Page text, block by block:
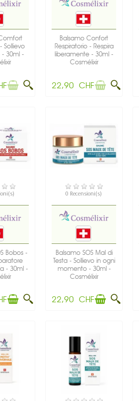
Sollievo
- 30ml -
Balsamo Confort
Respiratorio - Respira
liberamente - 30ml -
Cosmélixir
22,90 CHF
Bobos -
- 30ml -
DISPONIBILE
0 Recensioni(s)
Balsamo SOS Mal di
Testa - Sollievo in ogni
momento - 30ml -
Cosmélixir
22,90 CHF